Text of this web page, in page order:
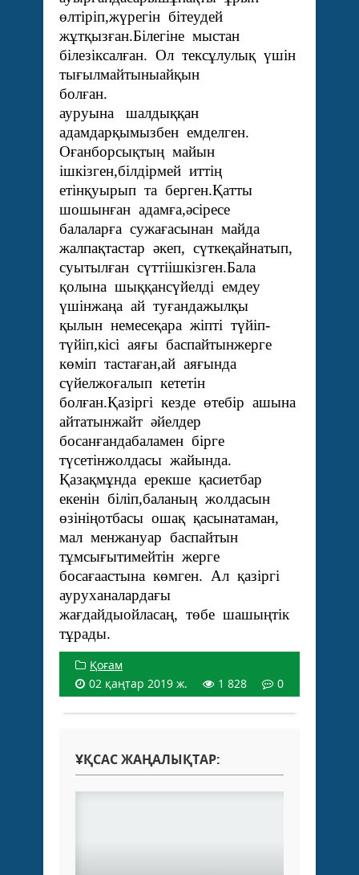
өлтіріп,жүрегін бітеудей
жұтқызған.Білегіне мыстан
білезіксалған. Ол тексұлулық үшін
тығылмайтыныайқын
болған.
ауруына шалдыққан
адамдарқымызбен емделген.
Оғанборсықтың майын
ішкізген,білдірмей иттің
етінқуырып та берген.Қатты
шошынған адамға,әсіресе
балаларға сужағасынан майда
жалпақтастар әкеп, сүткеқайнатып,
суытылған сүттіішкізген.Бала
қолына шыққансүйелді емдеу
үшінжаңа ай туғандажылқы
қылын немесеқара жіпті түйіп-
түйіп,кісі аяғы баспайтынжерге
көміп тастаған,ай аяғында
сүйелжоғалып кететін
болған.Қазіргі кезде өтебір ашына
айтатынжайт әйелдер
босанғандабаламен бірге
түсетінжолдасы жайында.
Қазақмұнда ерекше қасиетбар
екенін біліп,баланың жолдасын
өзініңотбасы ошақ қасынатаман,
мал менжануар баспайтын
тұмсығытимейтін жерге
босағаастына көмген. Ал қазіргі
ауруханалардағы
жағдайдыойласаң, төбе шашыңтік
тұрады.
Қоғам
02 қаңтар 2019 ж.
1 828 0
ҰҚСАС ЖАҢАЛЫҚТАР: